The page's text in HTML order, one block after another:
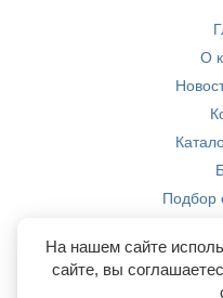
О
Подбор
На нашем сайте
сайте, вы